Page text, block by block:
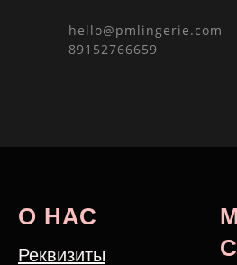
hello@pmlingerie.com
89152766659
О НАС
Реквизиты